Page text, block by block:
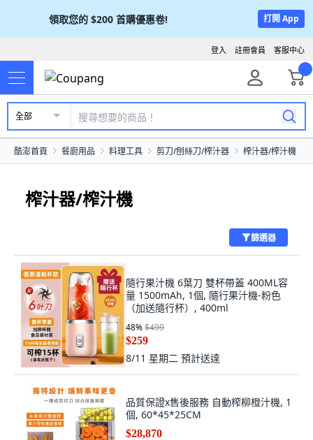
領取您的 $200 首購優惠卷! 打開 App
客服中心
註冊會員
登入
全部
酷澎首頁 餐廚用品 料理工具 剪刀/刨絲刀/榨汁器 榨汁器/榨汁機
榨汁器/榨汁機
篩選器
隨行果汁機 6葉刀 雙杯帶蓋 400ML容
量 1500mAh, 1個, 隨行果汁機-粉色
（加送隨行杯）, 400ml
48%$499
$259
8/11 星期二 預計送達
品質保證x售後服務 自動榨柳橙汁機, 1
個, 60*45*25CM
$28,870